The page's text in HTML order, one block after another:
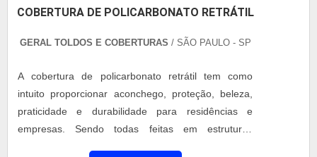
com foco total na qualidade.Ainda tratando-se de
fabricante de telha térmica, na essência da
serviços com ótima qualidade e assertividade,
detalhes que passam despercebidos e podem gerar
prejuízo futuros para os clientes.Existem muitas
formas diferentes de demonstrar conhecimento e
COBERTURA DE POLICARBONATO RETRÁTIL
GERAL TOLDOS E COBERTURAS / SÃO PAULO - SP
A cobertura de policarbonato retrátil tem como
intuito proporcionar aconchego, proteção, beleza,
praticidade e durabilidade para residências e
empresas. Sendo todas feitas em estruturas